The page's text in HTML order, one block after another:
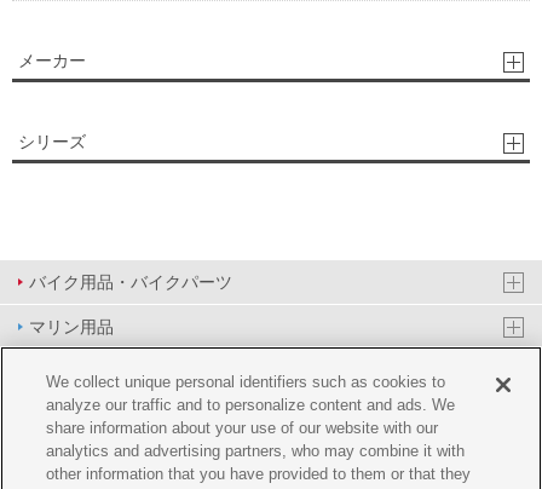
メーカー
シリーズ
バイク用品・バイクパーツ
マリン用品
PAS/YPJ用品
その他用品
イベント&エンターテイメント
We collect unique personal identifiers such as cookies to
analyze our traffic and to personalize content and ads. We
share information about your use of our website with our
analytics and advertising partners, who may combine it with
other information that you have provided to them or that they